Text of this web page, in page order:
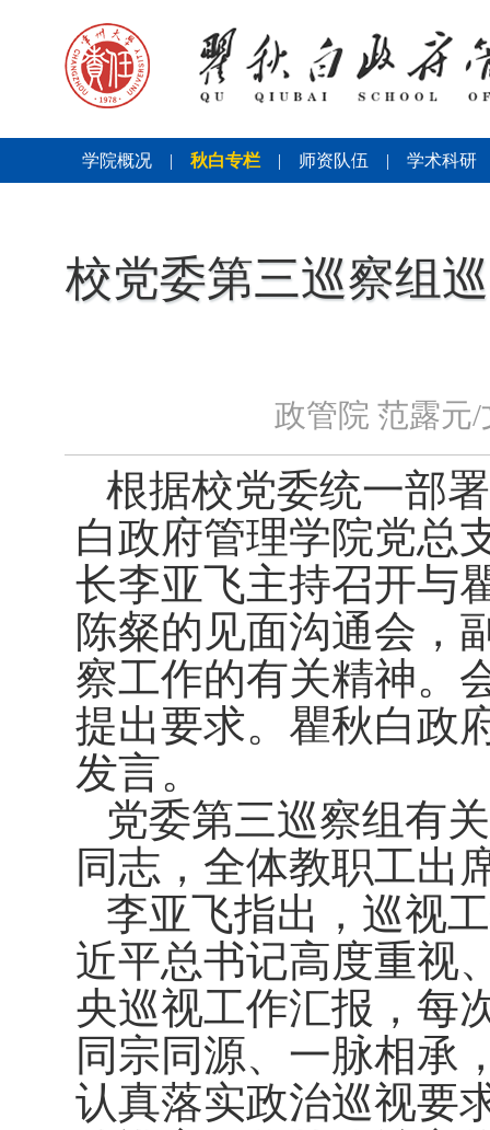
学院概况 | 秋白专栏 | 师资队伍 | 学术科研
校党委第三巡察组
政管院 范露元/
根据校党委统一部
白政府管理学院党总
长李亚飞主持召开与
陈粲的见面沟通会，
察工作的有关精神。
提出要求。 瞿秋白政
发言。
党委第三巡察组有
同志，全体教职工出
李亚飞指出，巡视
近平总书记高度重视
央巡视工作汇报，每
同宗同源、一脉相承
认真落实政治巡视要